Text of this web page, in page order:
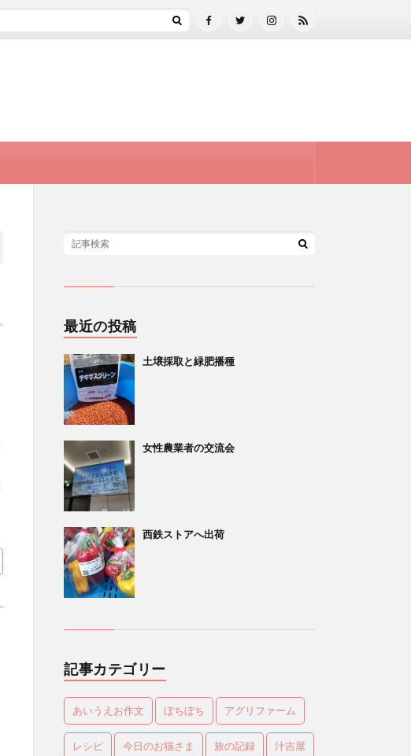
最近の投稿
土壌採取と緑肥播種
女性農業者の交流会
西鉄ストアへ出荷
記事カテゴリー
あいうえお作文 ぼちぼち アグリファーム
レシピ 今日のお猫さま 旅の記録 汁吉屋